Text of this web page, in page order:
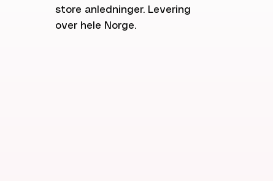
store anledninger. Levering
over hele Norge.